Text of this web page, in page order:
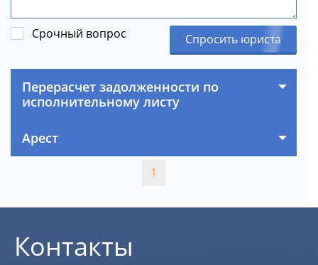
Срочный вопрос Спросить юриста
Перерасчет задолженности по
исполнительному листу
Арест
1
Контакты